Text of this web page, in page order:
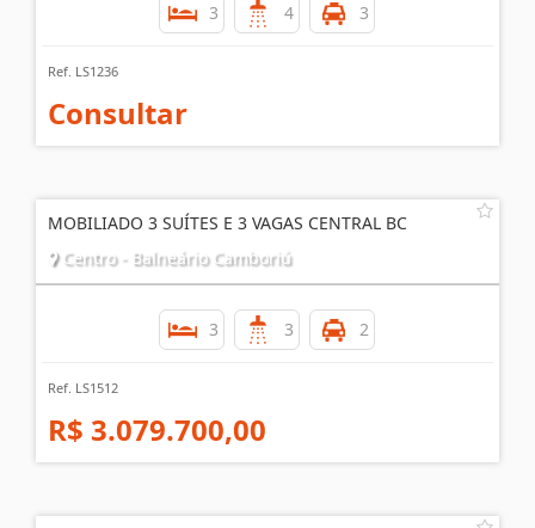
3 4 3
Ref. LS1236
Consultar
MOBILIADO 3 SUÍTES E 3 VAGAS CENTRAL BC
Centro - Balneário Camboriú
3 3 2
Ref. LS1512
R$ 3.079.700,00